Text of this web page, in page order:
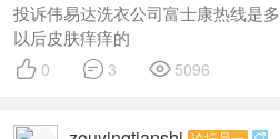
投诉伟易达洗衣公司富士康热线是
以后皮肤痒痒的
 0  3  5096